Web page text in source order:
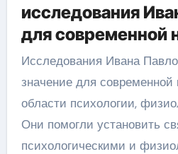
исследования
для современной
Исследования Ивана
значение для современной
области психологии,
Они помогли установить
психологическими и